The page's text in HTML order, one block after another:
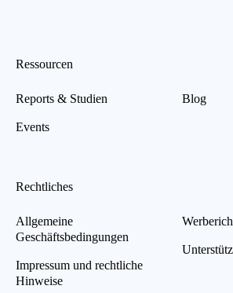
Ressourcen
Reports & Studien
Events
Blog
Rechtliches
Allgemeine
Geschäftsbedingungen
Impressum und rechtliche
Hinweise